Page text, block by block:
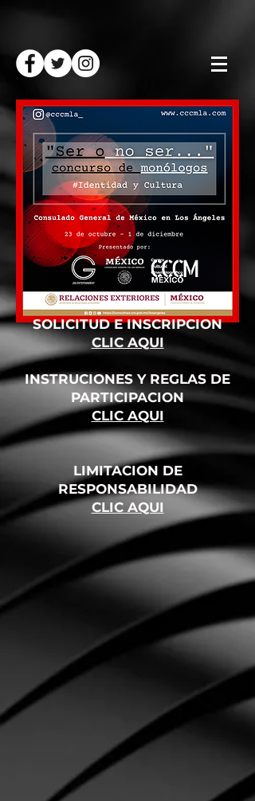
SOLICITUD E INSCRIPCION
CLIC AQUI
INSTRUCIONES Y REGLAS DE
PARTICIPACION
CLIC AQUI
LIMITACION DE
RESPONSABILIDAD
CLIC AQUI